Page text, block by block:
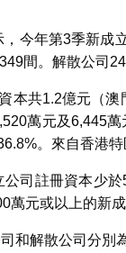
今年第3季新成
間。解散公司
本共1.2億元（
萬元及6,445
。來自香港特
司註冊資本少
萬元或以上的新
和解散公司分別